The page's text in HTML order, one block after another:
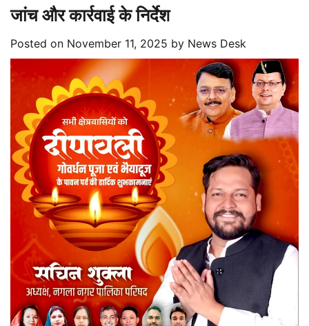
जांच और कार्रवाई के निर्देश
Posted on November 11, 2025 by News Desk